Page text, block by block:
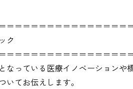
＝＝＝＝＝＝＝＝＝＝＝＝＝＝＝
ク
＝＝＝＝＝＝＝＝＝＝＝＝＝＝＝
なっている医療イノベーションや
いてお伝えします。